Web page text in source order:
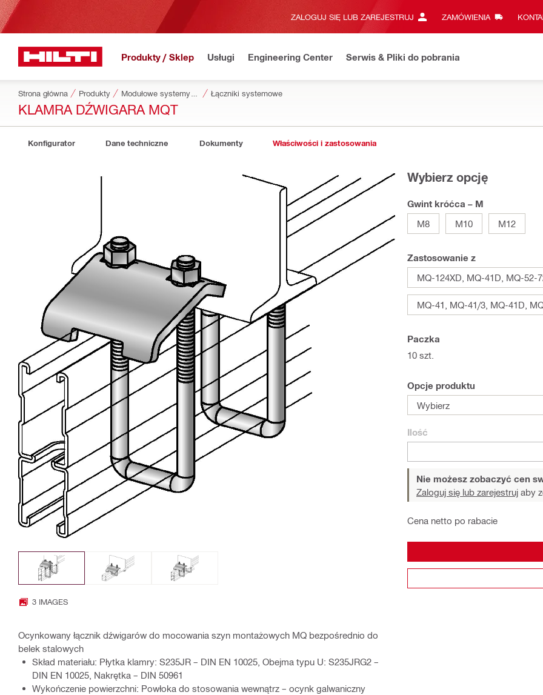
ZALOGUJ SIĘ LUB ZAREJESTRUJ ZAMÓWIENIA
Produkty / Sklep Usługi Engineering Center Serwis & Pliki do pobrania
Strona główna Produkty Łączniki systemowe
KLAMRA DŹWIGARA MQT
Konfigurator Dane techniczne Dokumenty Właściwości i zastosowania
3 IMAGES
Ocynkowany łącznik dźwigarów do mocowania szyn montażowych MQ bezpośrednio do
belek stalowych
Skład materiału: Płytka klamry: S235JR – DIN EN 10025, Obejma typu U: S235JRG2 –
DIN EN 10025, Nakrętka – DIN 50961
Wykończenie powierzchni: Powłoka do stosowania wewnątrz – ocynk galwaniczny
Wybierz opcję
Gwint króćca – M
M8
M10 M12
Zastosowanie z
MQ-124XD, MQ-41D, MQ-52-
MQ-41, MQ-41/3, MQ-41D,
Paczka
10 szt.
Opcje produktu
Wybierz
Ilość
Nie możesz zobaczyć cen
Zaloguj się lub zarejestruj aby
Cena netto po rabacie